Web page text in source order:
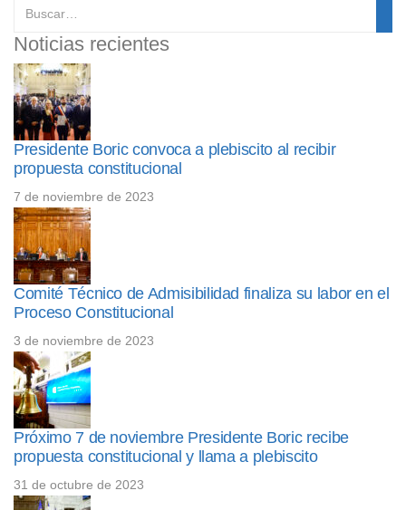
Noticias recientes
Presidente Boric convoca a plebiscito al recibir
propuesta constitucional
7 de noviembre de 2023
Comité Técnico de Admisibilidad finaliza su labor en el
Proceso Constitucional
3 de noviembre de 2023
Próximo 7 de noviembre Presidente Boric recibe
propuesta constitucional y llama a plebiscito
31 de octubre de 2023